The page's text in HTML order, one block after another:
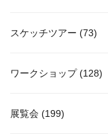
スケッチツアー (73)
ワークショップ(128)
展覧会 (199)